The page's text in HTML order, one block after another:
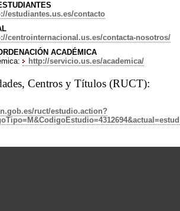
estudiantes.us.es/contacto
centrointernacional.us.es/contacta-nosotros/
ACADÉMICA
http://servicio.us.es/academica/
Centros y Títulos (RUCT):
ruct/estudio.action?